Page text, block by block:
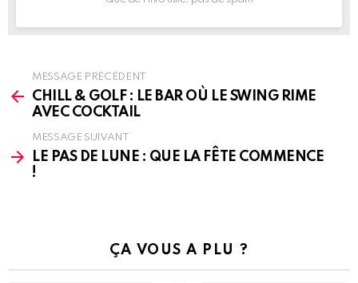
more
MESSAGE PRÉCÉDENT
CHILL & GOLF : LE BAR OÙ LE SWING RIME
AVEC COCKTAIL
MESSAGE SUIVANT
LE PAS DE LUNE : QUE LA FÊTE COMMENCE
!
ÇA VOUS A PLU ?